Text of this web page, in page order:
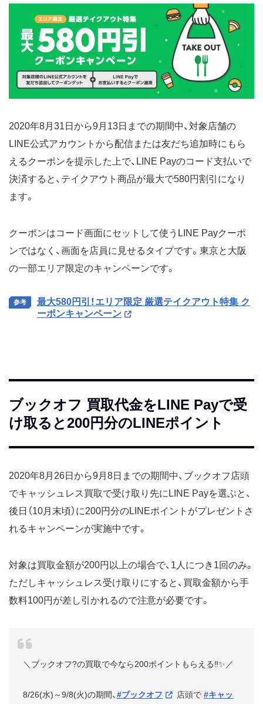
2020年8月31日から9月13日までの期間中、対象店舗の
LINE公式アカウントから配信または友だち追加時にもら
えるクーポンを提示した上で、LINE Payのコード支払いで
決済すると、テイクアウト商品が最大で580円割引になり
ます。
クーポンはコード画面にセットして使うLINE Payクーポ
ンではなく、画面を店員に見せるタイプです。東京と大阪
の一部エリア限定のキャンペーンです。
最大580円引！エリア限定 厳選テイクアウト特集 ク
ーポンキャンペーン
ブックオフ 買取代金をLINE Payで受
け取ると200円分のLINEポイント
2020年8月26日から9月8日までの期間中、ブックオフ店頭
でキャッシュレス買取で受け取り先にLINE Payを選ぶと、
後日（10月末頃）に200円分のLINEポイントがプレゼントさ
れるキャンペーンが実施中です。
対象は買取金額が200円以上の場合で、1人につき1回のみ。
ただしキャッシュレス受け取りにすると、買取金額から手
数料100円が差し引かれるので注意が必要です。
＼ブックオフ?の買取で今なら200ポイントもらえる‼️✨／
8/26(水)～9/8(火)の期間、 #ブックオフ 店頭で#キャッ